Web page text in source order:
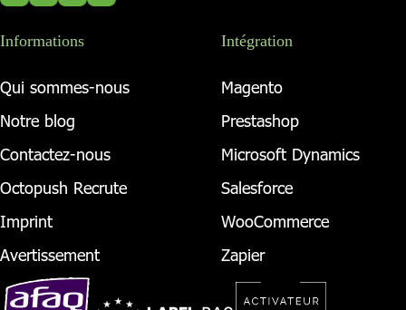
Informations
Qui sommes-nous
Notre blog
Contactez-nous
Octopush Recrute
Imprint
Avertissement
Intégration
Magento
Prestashop
Microsoft Dynamics
Salesforce
WooCommerce
Zapier